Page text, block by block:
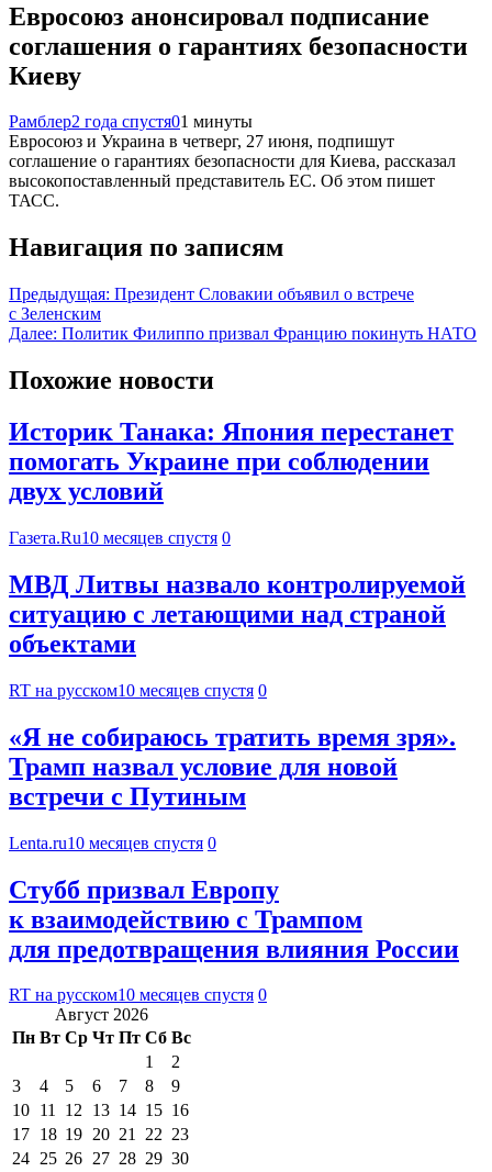
Евросоюз анонсировал подписание
соглашения о гарантиях безопасности
Киеву
Рамблер2 года спустя01 минуты
Евросоюз и Украина в четверг, 27 июня, подпишут
соглашение о гарантиях безопасности для Киева, рассказал
высокопоставленный представитель ЕС. Об этом пишет
ТАСС.
Навигация по записям
Предыдущая: Президент Словакии объявил о встрече
с Зеленским
Далее: Политик Филиппо призвал Францию покинуть НАТО
Похожие новости
Историк Танака: Япония перестанет
помогать Украине при соблюдении
двух условий
Газета.Ru10 месяцев спустя 0
МВД Литвы назвало контролируемой
ситуацию с летающими над страной
объектами
RT на русском10 месяцев спустя 0
«Я не собираюсь тратить время зря».
Трамп назвал условие для новой
встречи с Путиным
Lenta.ru10 месяцев спустя 0
Стубб призвал Европу
к взаимодействию с Трампом
для предотвращения влияния России
RT на русском10 месяцев спустя 0
Август 2026
Пн Вт Ср Чт Пт Сб Вс
1
2
3
4 5 6 7 8
9
10 11 12 13 14 15 16
17 18 19 20 21 22 23
24 25 26 27 28 29 30